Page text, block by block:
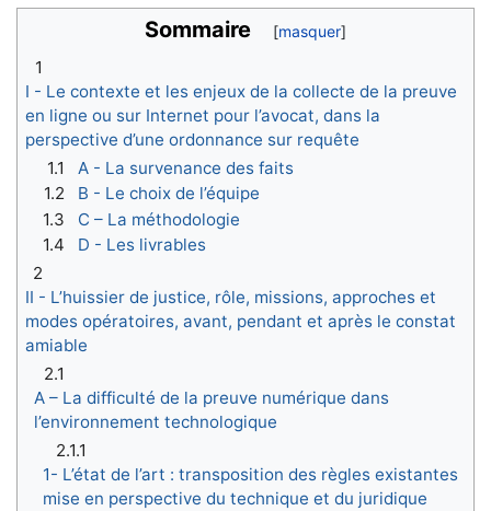
Sommaire
1
I - Le contexte et les enjeux de la collecte de la preuve
en ligne ou sur Internet pour l’avocat, dans la
perspective d’une ordonnance sur requête
1.1
A - La survenance des faits
1.2
B - Le choix de l’équipe
1.3
C – La méthodologie
1.4
D - Les livrables
2
II - L’huissier de justice, rôle, missions, approches et
modes opératoires, avant, pendant et après le constat
amiable
2.1
A – La difficulté de la preuve numérique dans
l’environnement technologique
2.1.1
1- L’état de l’art : transposition des règles existantes
mise en perspective du technique et du juridique